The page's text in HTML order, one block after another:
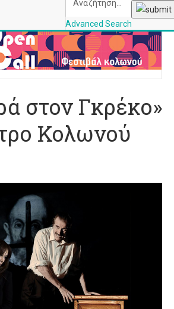
Advanced Search
στον Γκρέκο»
Κολωνού